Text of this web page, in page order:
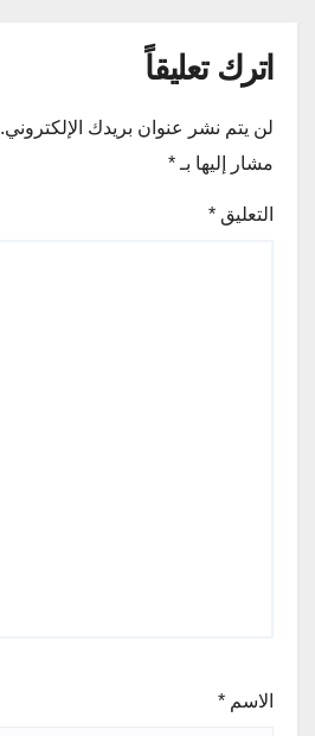
اترك تعليقاً
لن يتم نشر عنوان بريدك الإلكتروني.
مشار إليها بـ *
التعليق *
الاسم *